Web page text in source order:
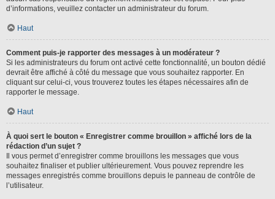
d’informations, veuillez contacter un administrateur du forum.
Haut
Comment puis-je rapporter des messages à un modérateur ?
Si les administrateurs du forum ont activé cette fonctionnalité, un bouton dédié
devrait être affiché à côté du message que vous souhaitez rapporter. En
cliquant sur celui-ci, vous trouverez toutes les étapes nécessaires afin de
rapporter le message.
Haut
À quoi sert le bouton « Enregistrer comme brouillon » affiché lors de la
rédaction d’un sujet ?
Il vous permet d’enregistrer comme brouillons les messages que vous
souhaitez finaliser et publier ultérieurement. Vous pouvez reprendre les
messages enregistrés comme brouillons depuis le panneau de contrôle de
l’utilisateur.